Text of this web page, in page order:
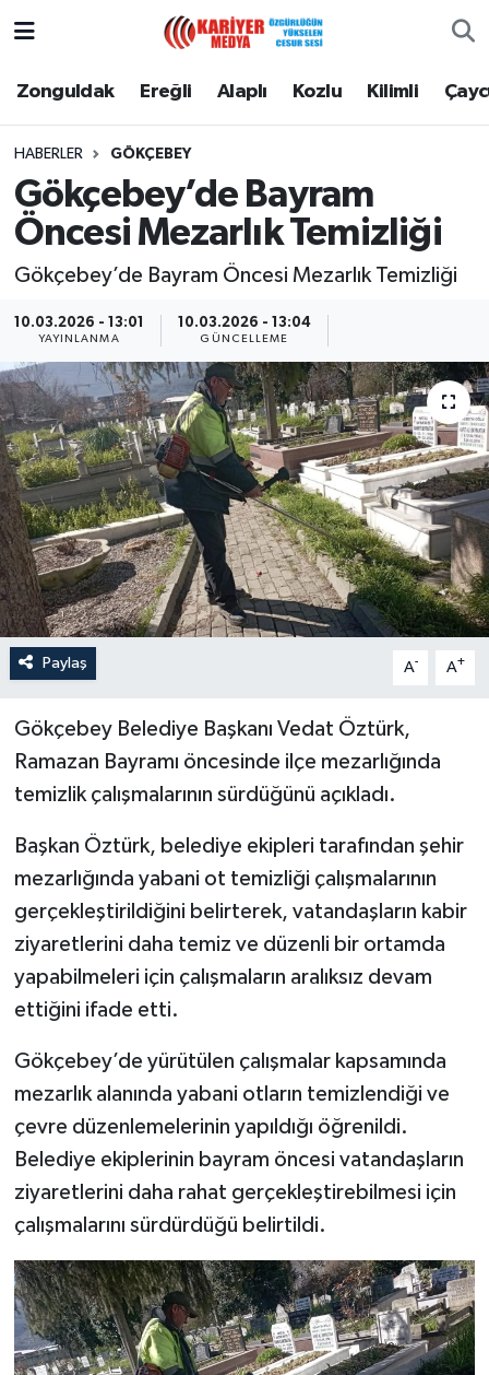
Zonguldak Ereğli Alaplı Kozlu Kilimli
HABERLER GÖKÇEBEY
Gökçebey’de Bayram
Öncesi Mezarlık Temizliği
Gökçebey’de Bayram Öncesi Mezarlık Temizliği
10.03.2026 - 13:01
YAYINLANMA
10.03.2026 - 13:04
GÜNCELLEME
Paylaş A- A+
Gökçebey Belediye Başkanı Vedat Öztürk,
Ramazan Bayramı öncesinde ilçe mezarlığında
temizlik çalışmalarının sürdüğünü açıkladı.
Başkan Öztürk, belediye ekipleri tarafından şehir
mezarlığında yabani ot temizliği çalışmalarının
gerçekleştirildiğini belirterek, vatandaşların kabir
ziyaretlerini daha temiz ve düzenli bir ortamda
yapabilmeleri için çalışmaların aralıksız devam
ettiğini ifade etti.
Gökçebey’de yürütülen çalışmalar kapsamında
mezarlık alanında yabani otların temizlendiği ve
çevre düzenlemelerinin yapıldığı öğrenildi.
Belediye ekiplerinin bayram öncesi vatandaşların
ziyaretlerini daha rahat gerçekleştirebilmesi için
çalışmalarını sürdürdüğü belirtildi.
Zonguldak
Alaplı
Kozlu
Çaycuma
Gökçebey
Devrek
Özel
Mesaj
Dergim
Zonguldak Nöbetçi Eczaneler
Zonguldak Namaz Vakitleri
Zonguldak Trafik Yoğunluk Haritası
Tüm Manşetler
Son Dakika Haberleri
Haber Arşivi